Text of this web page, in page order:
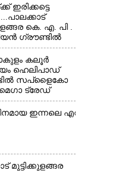
ഇരിക്കട്ടെ
കെ. എ. പി .
ഗ്രൗണ്ടിൽ
കലൂർ
ഹെലിപാഡ്
സപ്ളൈകോ
ട്രേഡ്
സംസ്ഥാനതല
നിർവഹിച്ച്
സമീപം
ഇന്നലെ എറണാകുളം
മുട്ടിക്കുളങ്ങര